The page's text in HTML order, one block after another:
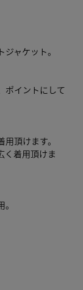
ャケット。
ポイントにして
頂けます。
く着用頂けま